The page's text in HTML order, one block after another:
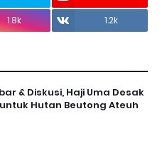
1.8k 1.2k
& Diskusi, Haji Uma Desak
Hutan Beutong Ateuh